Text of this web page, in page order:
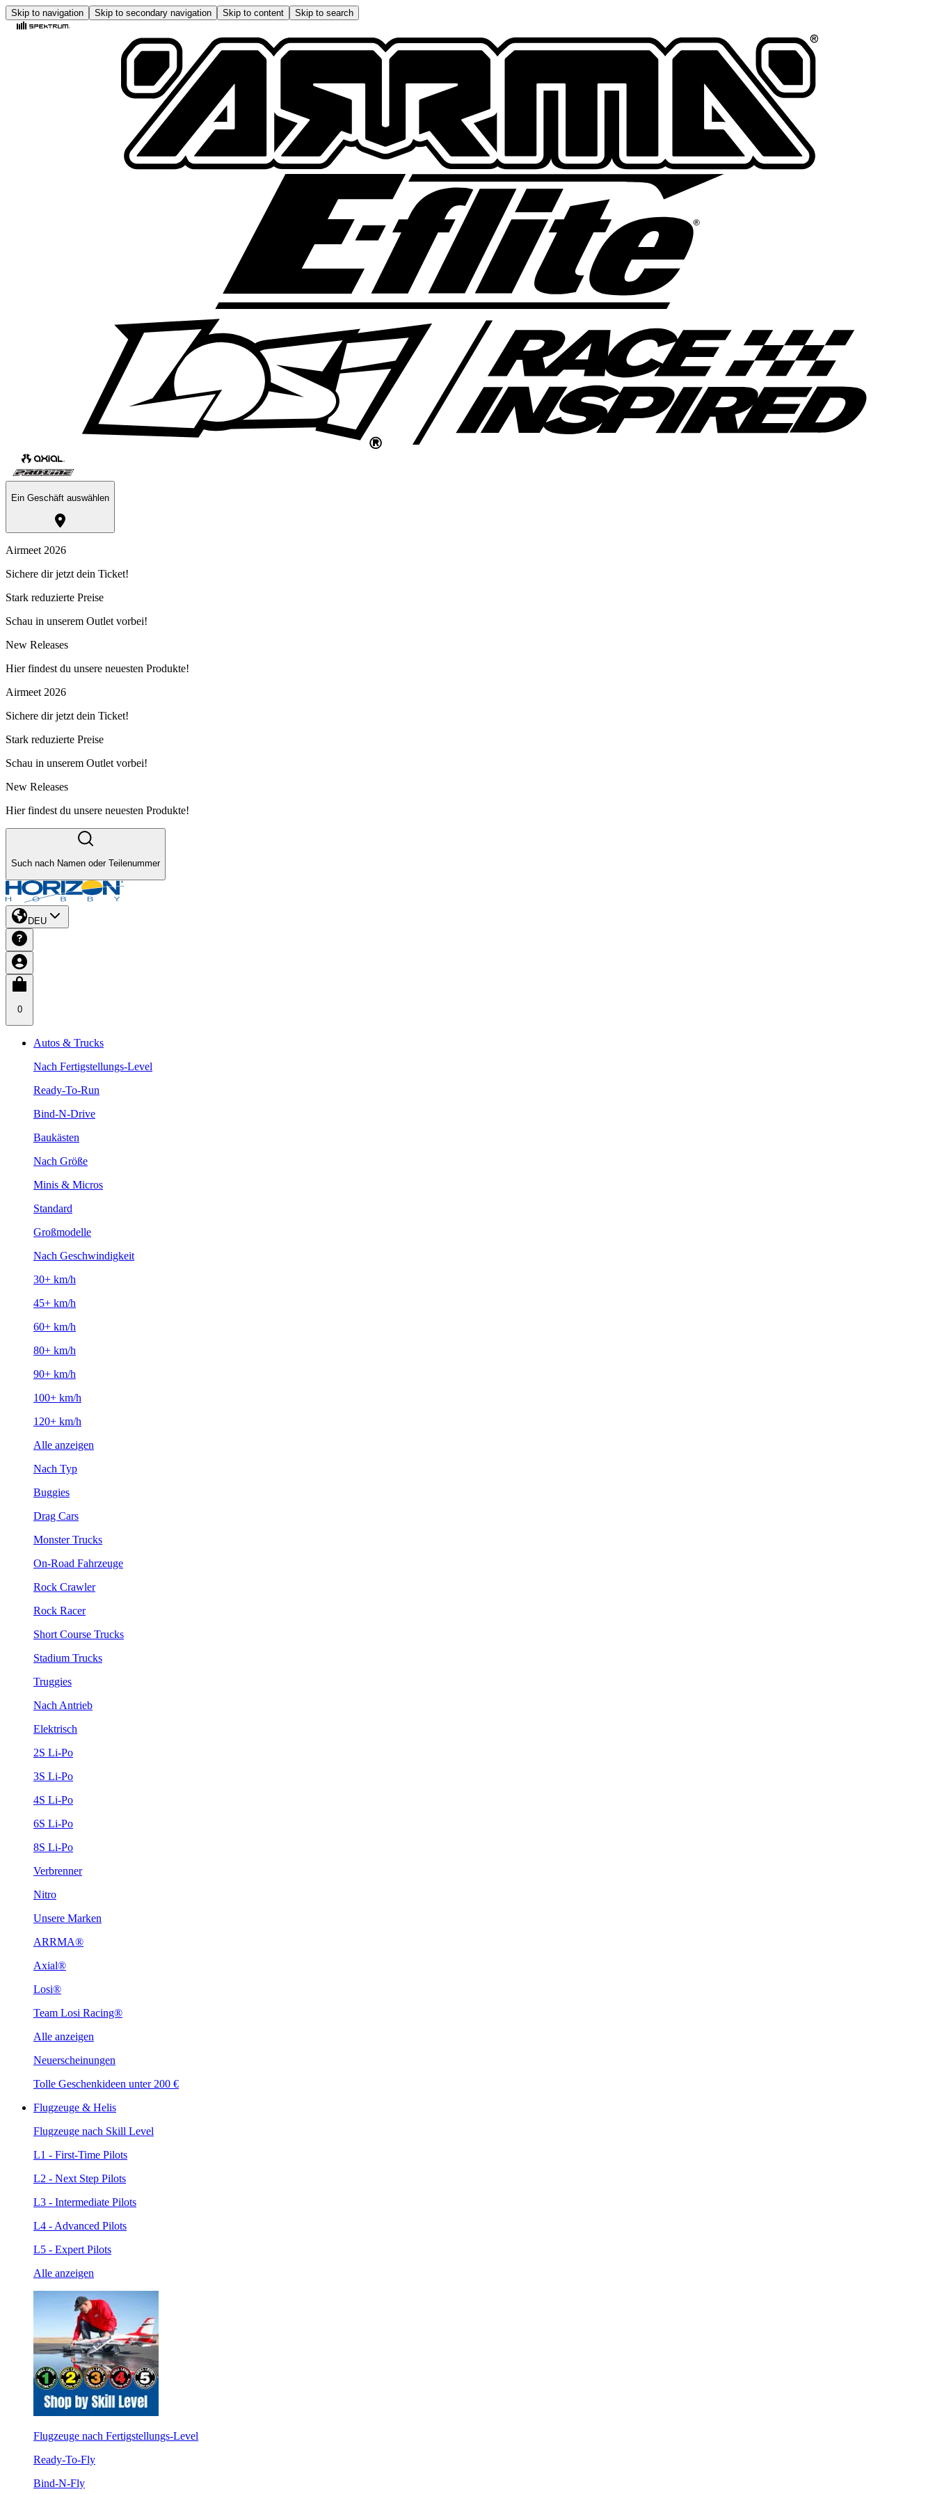
Skip to navigation Skip to secondary navigation Skip to content Skip to search
Ein Geschäft auswählen
Airmeet 2026
Sichere dir jetzt dein Ticket!
Stark reduzierte Preise
Schau in unserem Outlet vorbei!
New Releases
Hier findest du unsere neuesten Produkte!
Airmeet 2026
Sichere dir jetzt dein Ticket!
Stark reduzierte Preise
Schau in unserem Outlet vorbei!
New Releases
Hier findest du unsere neuesten Produkte!
Such nach Namen oder Teilenummer
DEU
0
Autos & Trucks
Nach Fertigstellungs-Level
Ready-To-Run
Bind-N-Drive
Baukästen
Nach Größe
Minis & Micros
Standard
Großmodelle
Nach Geschwindigkeit
30+ km/h
45+ km/h
60+ km/h
80+ km/h
90+ km/h
100+ km/h
120+ km/h
Alle anzeigen
Nach Typ
Buggies
Drag Cars
Monster Trucks
On-Road Fahrzeuge
Rock Crawler
Rock Racer
Short Course Trucks
Stadium Trucks
Truggies
Nach Antrieb
Elektrisch
2S Li-Po
3S Li-Po
4S Li-Po
6S Li-Po
8S Li-Po
Verbrenner
Nitro
Unsere Marken
ARRMA®
Axial®
Losi®
Team Losi Racing®
Alle anzeigen
Neuerscheinungen
Tolle Geschenkideen unter 200 €
Flugzeuge & Helis
Flugzeuge nach Skill Level
L1 - First-Time Pilots
L2 - Next Step Pilots
L3 - Intermediate Pilots
L4 - Advanced Pilots
L5 - Expert Pilots
Alle anzeigen
Flugzeuge nach Fertigstellungs-Level
Ready-To-Fly
Bind-N-Fly